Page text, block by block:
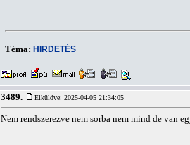
Téma: HIRDETÉS
3489. Elküldve: 2025-04-05 21:34:05
Nem rendszerezve nem sorba nem mind de van